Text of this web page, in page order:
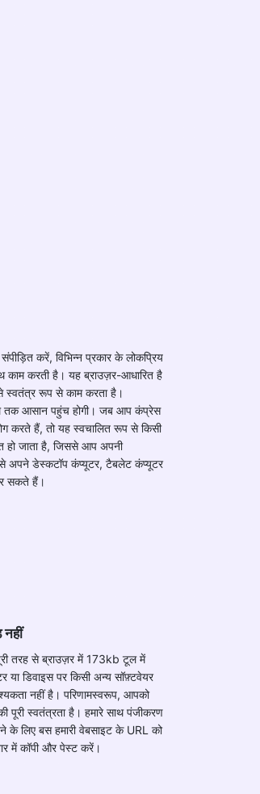
करें, विभिन्न प्रकार के लोकप्रिय
काम करती है। यह ब्राउज़र-आधारित है
रूप से काम करता है।
आसान पहुंच होगी। जब आप कंप्रेस
करते हैं, तो यह स्वचालित रूप से किसी
हो जाता है, जिससे आप अपनी
अपने डेस्कटॉप कंप्यूटर, टैबलेट कंप्यूटर
सकते हैं।
नहीं
तरह से ब्राउज़र में 173kb टूल में
या डिवाइस पर किसी अन्य सॉफ़्टवेयर
नहीं है। परिणामस्वरूप, आपको
पूरी स्वतंत्रता है। हमारे साथ पंजीकरण
के लिए बस हमारी वेबसाइट के URL को
में कॉपी और पेस्ट करें।